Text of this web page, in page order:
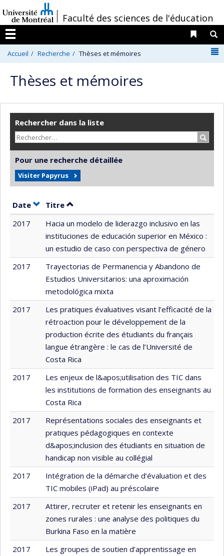
au
contenu
/Faculté des sciences de l'éducation
Menu
Liens
Accueil Recherche Thèses et mémoires
Thèses et mémoires
Rechercher dans la liste
Pour une recherche détaillée
Visiter Papyrus
Date Trier par date en ordre croissant
Titre Trier par titre en ordre croissant
2017
Hacia un modelo de liderazgo inclusivo en las
instituciones de educación superior en México :
un estudio de caso con perspectiva de género
2017
Trayectorias de Permanencia y Abandono de
Estudios Universitarios: una aproximación
metodológica mixta
2017
Les pratiques évaluatives visant l’efficacité de la
rétroaction pour le développement de la
production écrite des étudiants du français
langue étrangère : le cas de l’Université de
Costa Rica
2017
Les enjeux de l&apos;utilisation des TIC dans
les institutions de formation des enseignants au
Costa Rica
2017
Représentations sociales des enseignants et
pratiques pédagogiques en contexte
d&apos;inclusion des étudiants en situation de
handicap non visible au collégial
2017
Intégration de la démarche d’évaluation et des
TIC mobiles (iPad) au préscolaire
2017
Attirer, recruter et retenir les enseignants en
zones rurales : une analyse des politiques du
Burkina Faso en la matière
2017
Les groupes de soutien d’apprentissage en